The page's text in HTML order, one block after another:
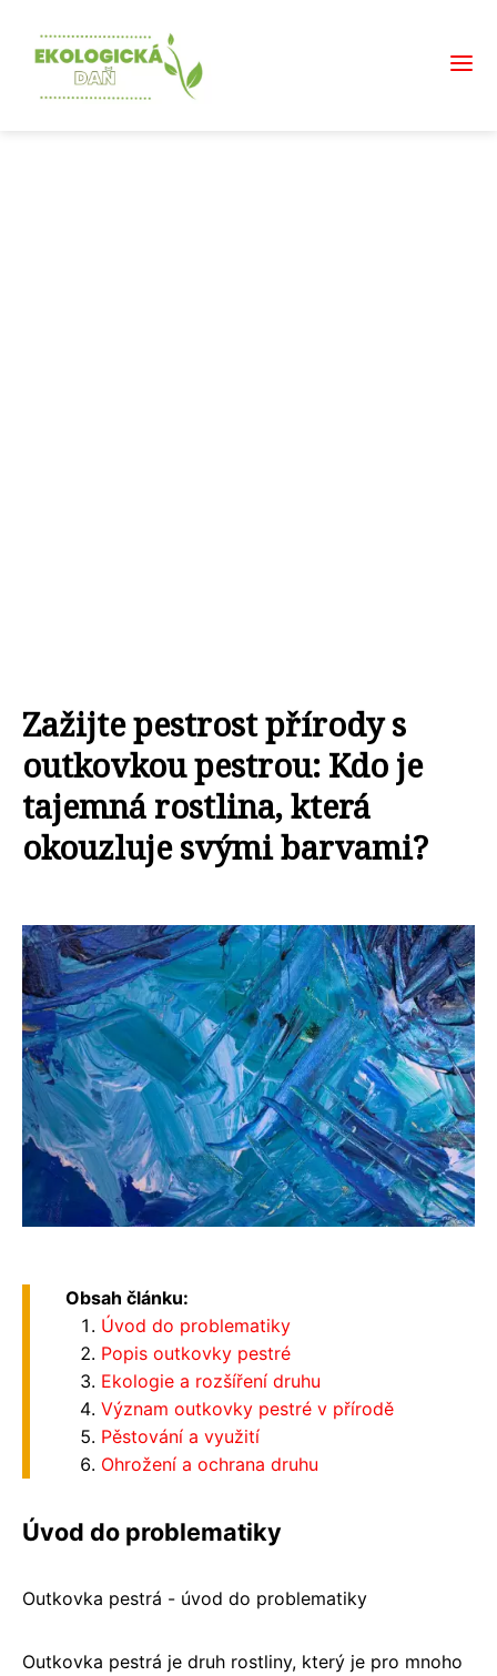
Zažijte pestrost přírody s
outkovkou pestrou: Kdo je
tajemná rostlina, která
okouzluje svými barvami?
Obsah článku:
Úvod do problematiky
Popis outkovky pestré
Ekologie a rozšíření druhu
Význam outkovky pestré v přírodě
Pěstování a využití
Ohrožení a ochrana druhu
Úvod do problematiky
Outkovka pestrá - úvod do problematiky
Outkovka pestrá je druh rostliny, který je pro mnoho